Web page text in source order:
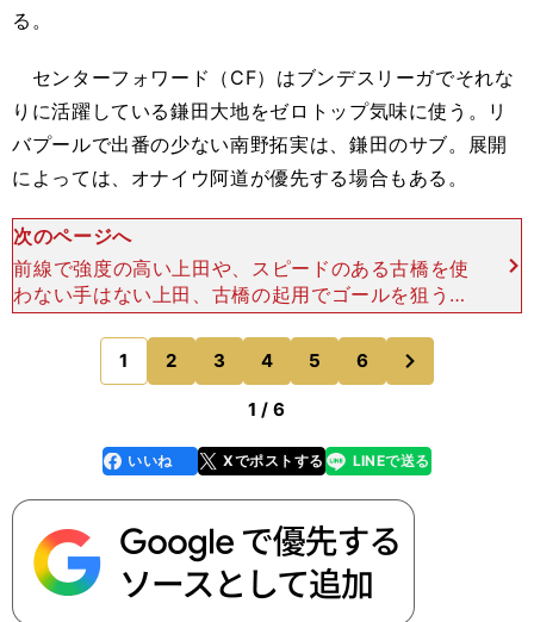
る。
センターフォワード（CF）はブンデスリーガでそれな
りに活躍している鎌田大地をゼロトップ気味に使う。リ
バプールで出番の少ない南野拓実は、鎌田のサブ。展開
によっては、オナイウ阿道が優先する場合もある。
次のページへ
前線で強度の高い上田や、スピードのある古橋を使
わない手はない上田、古橋の起用でゴールを狙うべ
き 小宮良之（スポーツライター）FW／上田綺世
（古橋亨梧）MF／南野拓実（三笘薫）、鎌田大
地、伊東純也（岡
1 2 3 4 5 6
のページへ
1 / 6
faceboo
k
いいね Xでポストする
line LINEで送る